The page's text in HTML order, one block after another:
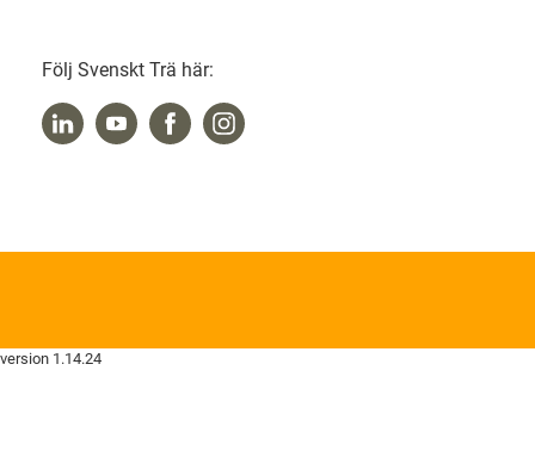
Följ Svenskt Trä här:
version 1.14.24